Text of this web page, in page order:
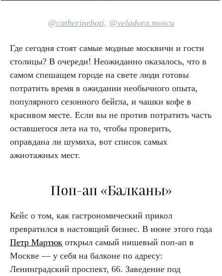
@catherineboti, @veladora.moscu
Где сегодня стоят самые модные москвичи и гости
столицы? В очереди! Неожиданно оказалось, что в
самом спешащем городе на свете люди готовы
потратить время в ожидании необычного опыта,
популярного сезонного бейгла, и чашки кофе в
красивом месте. Если вы не против потратить часть
оставшегося лета на то, чтобы проверить,
оправдана ли шумиха, вот список самых
ажиотажных мест.
Поп-ап «Балканы»
Кейс о том, как гастрономический прикол
превратился в настоящий бизнес. В июне этого года
Петр Мартюк открыл самый нишевый поп-ап в
Москве — у себя на балконе по адресу:
Ленинградский проспект, 66. Заведение под